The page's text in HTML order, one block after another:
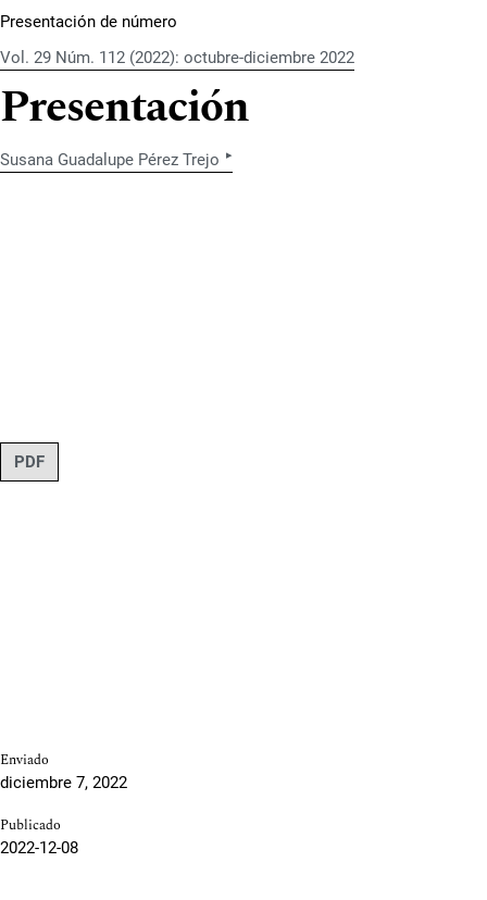
Presentación de número
Vol. 29 Núm. 112 (2022): octubre-diciembre 2022
Presentación
Susana Guadalupe Pérez Trejo ▸
PDF
Enviado
diciembre 7, 2022
Publicado
2022-12-08